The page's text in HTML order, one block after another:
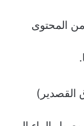
المحتوى
القصدير)